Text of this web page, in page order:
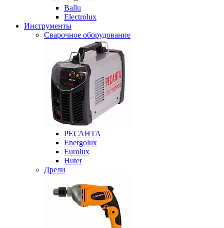
Ballu
Electrolux
Инструменты
Сварочное оборудование
РЕСАНТА
Energolux
Eurolux
Huter
Дрели